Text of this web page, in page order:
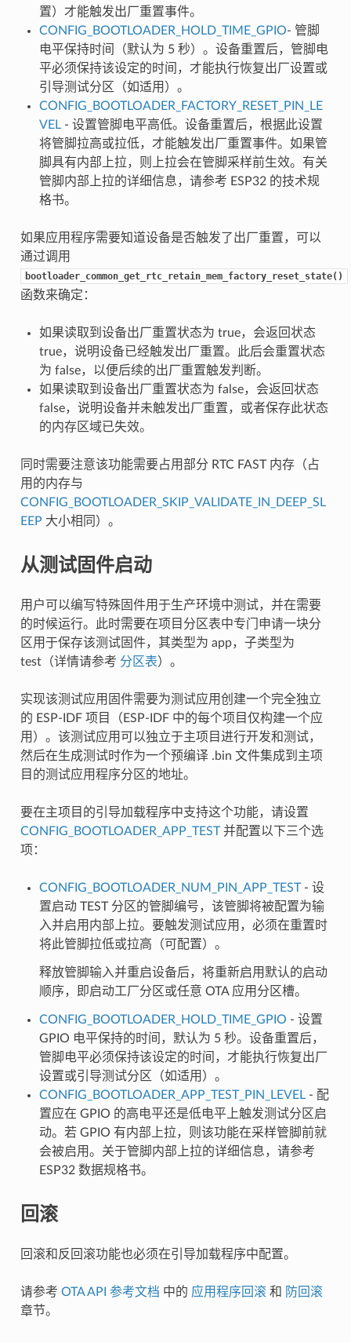
置）才能触发出厂重置事件。
CONFIG_BOOTLOADER_HOLD_TIME_GPIO- 管脚
电平保持时间（默认为 5 秒）。设备重置后，管脚电
平必须保持该设定的时间，才能执行恢复出厂设置或
引导测试分区（如适用）。
CONFIG_BOOTLOADER_FACTORY_RESET_PIN_LE
VEL- 设置管脚电平高低。设备重置后，根据此设置
将管脚拉高或拉低，才能触发出厂重置事件。如果管
脚具有内部上拉，则上拉会在管脚采样前生效。有关
管脚内部上拉的详细信息，请参考 ESP32 的技术规
格书。
如果应用程序需要知道设备是否触发了出厂重置，可以
通过调用
bootloader_common_get_rtc_retain_mem_factory_reset_state()
函数来确定：
如果读取到设备出厂重置状态为 true，会返回状态
true，说明设备已经触发出厂重置。此后会重置状态
为 false，以便后续的出厂重置触发判断。
如果读取到设备出厂重置状态为 false，会返回状态
false，说明设备并未触发出厂重置，或者保存此状态
的内存区域已失效。
同时需要注意该功能需要占用部分 RTC FAST 内存（占
用的内存与
CONFIG_BOOTLOADER_SKIP_VALIDATE_IN_DEEP_SL
EEP 大小相同）。
从测试固件启动
用户可以编写特殊固件用于生产环境中测试，并在需要
的时候运行。此时需要在项目分区表中专门申请一块分
区用于保存该测试固件，其类型为 app，子类型为
test（详情请参考 分区表）。
实现该测试应用固件需要为测试应用创建一个完全独立
的 ESP-IDF 项目（ESP-IDF 中的每个项目仅构建一个应
用）。该测试应用可以独立于主项目进行开发和测试，
然后在生成测试时作为一个预编译 .bin 文件集成到主项
目的测试应用程序分区的地址。
要在主项目的引导加载程序中支持这个功能，请设置
CONFIG_BOOTLOADER_APP_TEST并配置以下三个选
项：
CONFIG_BOOTLOADER_NUM_PIN_APP_TEST- 设
置启动 TEST 分区的管脚编号，该管脚将被配置为输
入并启用内部上拉。要触发测试应用，必须在重置时
将此管脚拉低或拉高（可配置）。
释放管脚输入并重启设备后，将重新启用默认的启动
顺序，即启动工厂分区或任意 OTA 应用分区槽。
CONFIG_BOOTLOADER_HOLD_TIME_GPIO - 设置
GPIO 电平保持的时间，默认为 5 秒。设备重置后，
管脚电平必须保持该设定的时间，才能执行恢复出厂
设置或引导测试分区（如适用）。
CONFIG_BOOTLOADER_APP_TEST_PIN_LEVEL- 配
置应在 GPIO 的高电平还是低电平上触发测试分区启
动。若 GPIO 有内部上拉，则该功能在采样管脚前就
会被启用。关于管脚内部上拉的详细信息，请参考
ESP32 数据规格书。
回滚
回滚和反回滚功能也必须在引导加载程序中配置。
请参考 OTA API 参考文档 中的 应用程序回滚 和
防回滚
章节。